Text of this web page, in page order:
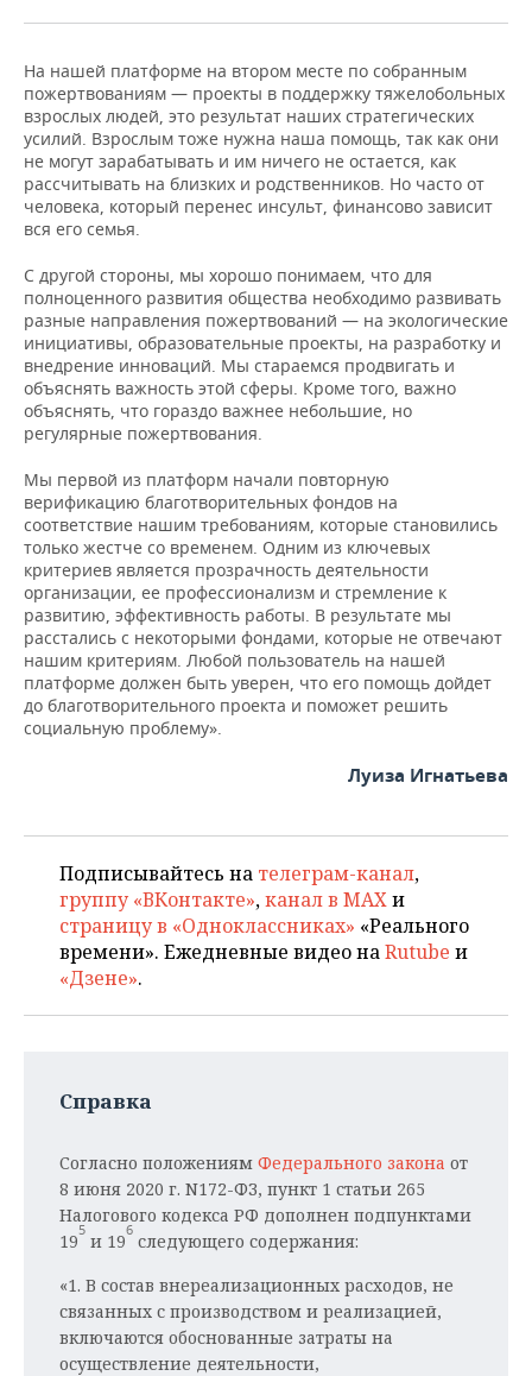
На нашей платформе на втором месте по собранным
пожертвованиям — проекты в поддержку тяжелобольных
взрослых людей, это результат наших стратегических
усилий. Взрослым тоже нужна наша помощь, так как они
не могут зарабатывать и им ничего не остается, как
рассчитывать на близких и родственников. Но часто от
человека, который перенес инсульт, финансово зависит
вся его семья.
С другой стороны, мы хорошо понимаем, что для
полноценного развития общества необходимо развивать
разные направления пожертвований — на экологические
инициативы, образовательные проекты, на разработку и
внедрение инноваций. Мы стараемся продвигать и
объяснять важность этой сферы. Кроме того, важно
объяснять, что гораздо важнее небольшие, но
регулярные пожертвования.
Мы первой из платформ начали повторную
верификацию благотворительных фондов на
соответствие нашим требованиям, которые становились
только жестче со временем. Одним из ключевых
критериев является прозрачность деятельности
организации, ее профессионализм и стремление к
развитию, эффективность работы. В результате мы
расстались с некоторыми фондами, которые не отвечают
нашим критериям. Любой пользователь на нашей
платформе должен быть уверен, что его помощь дойдет
до благотворительного проекта и поможет решить
социальную проблему».
Луиза Игнатьева
Подписывайтесь на телеграм-канал,
группу «ВКонтакте»,канал в MAXи
страницу в «Одноклассниках» «Реального
времени». Ежедневные видео наRutube и
«Дзене».
Справка
Согласно положениям Федерального закона от
8 июня 2020 г. N172-ФЗ, пункт 1 статьи 265
Налогового кодекса РФ дополнен подпунктами
195 и 196 следующего содержания:
«1. В состав внереализационных расходов, не
связанных с производством и реализацией,
включаются обоснованные затраты на
осуществление деятельности,